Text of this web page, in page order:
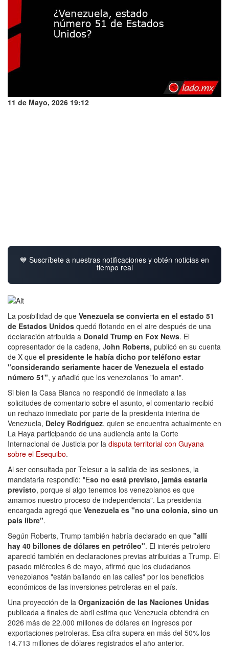
11 de Mayo, 2026 19:12
💙 Suscríbete a nuestras notificaciones y obtén noticias en
tiempo real
La posibilidad de que Venezuela se convierta en el estado 51
de Estados Unidos quedó flotando en el aire después de una
declaración atribuida a Donald Trump en Fox News. El
copresentador de la cadena, John Roberts, publicó en su cuenta
de X que el presidente le había dicho por teléfono estar
"considerando seriamente hacer de Venezuela el estado
número 51", y añadió que los venezolanos "lo aman".
Si bien la Casa Blanca no respondió de inmediato a las
solicitudes de comentario sobre el asunto, el comentario recibió
un rechazo inmediato por parte de la presidenta interina de
Venezuela, Delcy Rodríguez, quien se encuentra actualmente en
La Haya participando de una audiencia ante la Corte
Internacional de Justicia por la disputa territorial con Guyana
sobre el Esequibo.
Al ser consultada por Telesur a la salida de las sesiones, la
mandataria respondió: "Eso no está previsto, jamás estaría
previsto, porque si algo tenemos los venezolanos es que
amamos nuestro proceso de independencia". La presidenta
encargada agregó que Venezuela es "no una colonia, sino un
país libre".
Según Roberts, Trump también habría declarado en que "allí
hay 40 billones de dólares en petróleo". El interés petrolero
apareció también en declaraciones previas atribuidas a Trump. El
pasado miércoles 6 de mayo, afirmó que los ciudadanos
venezolanos "están bailando en las calles" por los beneficios
económicos de las inversiones petroleras en el país.
Una proyección de la Organización de las Naciones Unidas
publicada a finales de abril estima que Venezuela obtendrá en
2026 más de 22.000 millones de dólares en ingresos por
exportaciones petroleras. Esa cifra supera en más del 50% los
14.713 millones de dólares registrados el año anterior.